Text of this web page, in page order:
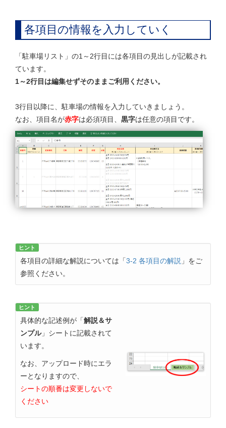
各項目の情報を入力していく
「駐車場リスト」の1～2行目には各項目の見出しが記載され
ています。
1～2行目は編集せずそのままご利用ください。
3行目以降に、駐車場の情報を入力していきましょう。
なお、項目名が赤字は必須項目、 黒字は任意の項目です。
ヒント
各項目の詳細な解説については「3-2 各項目の解説 」をご
参照ください。
ヒント
具体的な記述例が「解説＆サ
ンプル」シートに記載されて
います。
なお、アップロード時にエラ
ーとなりますので、
シートの順番は変更しないで
ください